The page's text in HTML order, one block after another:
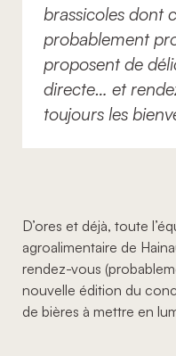
brassicoles dont
probablement
proposent de
directe… et
toujours les
D’ores et déjà, toute
agroalimentaire de
rendez-vous
nouvelle édition du
de bières à mettre en